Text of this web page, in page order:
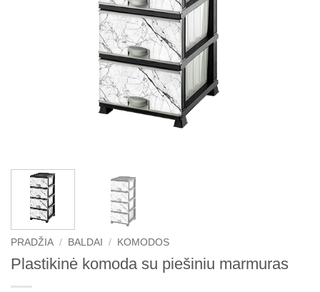
PRADŽIA / BALDAI / KOMODOS
Plastikinė komoda su piešiniu marmuras